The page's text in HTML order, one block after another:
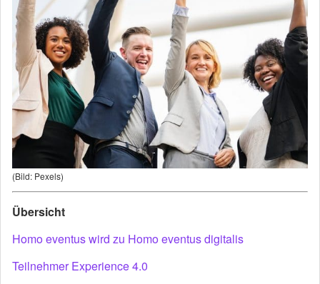
(Bild: Pexels)
Übersicht
Homo eventus wird zu Homo eventus digitalis
Teilnehmer Experience 4.0